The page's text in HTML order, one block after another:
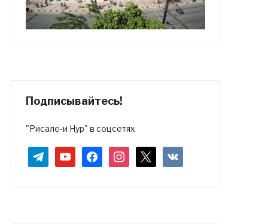
Подписывайтесь!
"Рисале-и Нур" в соцсетях
telegramyoutubefacebookinstagram vkontakte